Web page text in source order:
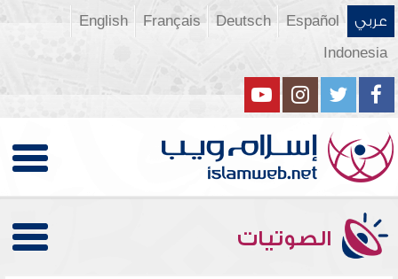
عربي Español
Deutsch
Français
English
Indonesia
الصوتيات